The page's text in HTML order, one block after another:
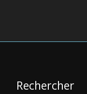
Rechercher